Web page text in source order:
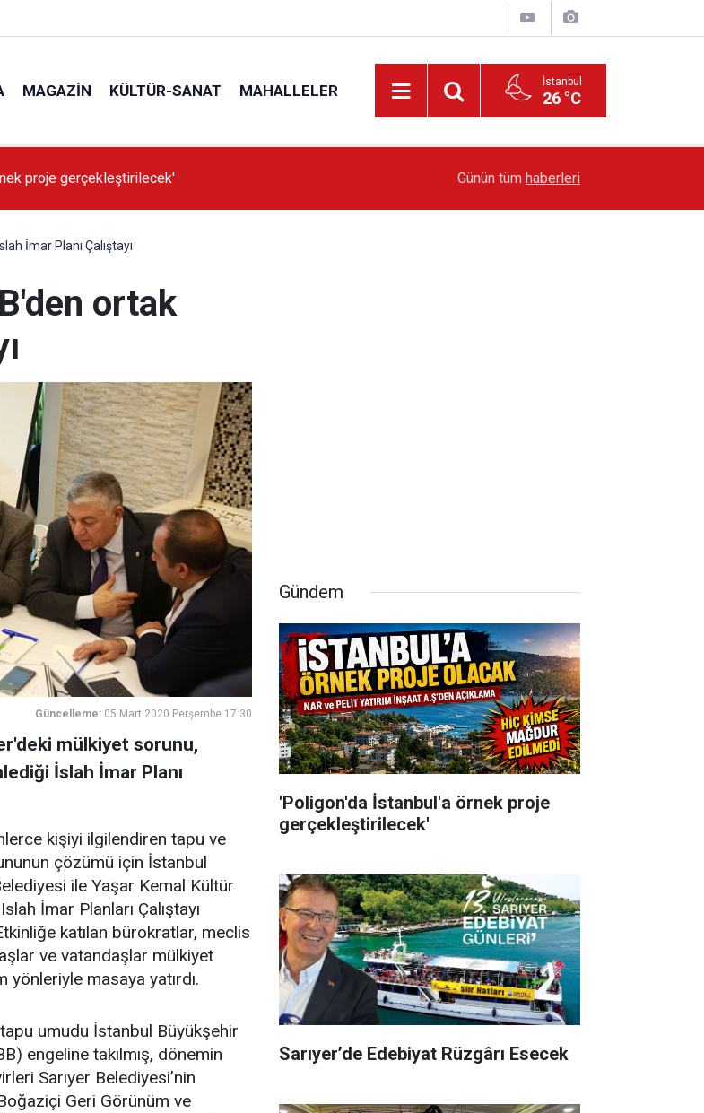
MAGAZIN KÜLTÜR-SANAT MAHALLELER İstanbul
26 °C
proje gerçekleştirilecek' Sarıyer’de Edebiyat Rüzgârı Esecek
Günün tüm haberleri
İmar Planı Çalıştayı
ortak
Güncelleme: 05 Mart 2020 Perşembe 17:30
mülkiyet sorunu,
İslah İmar Planı
kişiyi ilgilendiren tapu ve
çözümü için İstanbul
ile Yaşar Kemal Kültür
İmar Planları Çalıştayı
katılan bürokratlar, meclis
ve vatandaşlar mülkiyet
yönleriyle masaya yatırdı.
umudu İstanbul Büyükşehir
engeline takılmış, dönemin
Sarıyer Belediyesi’nin
Geri Görünüm ve
Gündem
'Poligon'da İstanbul'a örnek proje
gerçekleştirilecek'
Sarıyer’de Edebiyat Rüzgârı Esecek